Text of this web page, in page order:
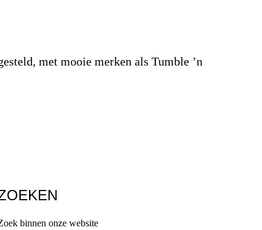
met mooie merken als Tumble ’n
binnen onze website